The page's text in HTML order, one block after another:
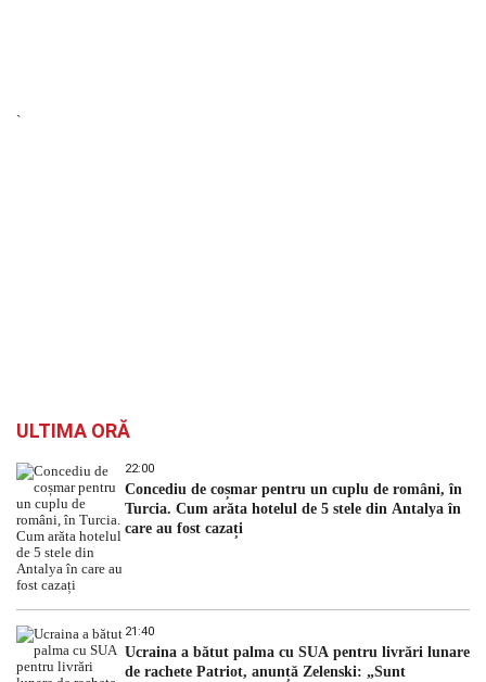
`
ULTIMA ORĂ
22:00
Concediu de coșmar pentru un cuplu de români, în
Turcia. Cum arăta hotelul de 5 stele din Antalya în
care au fost cazați
21:40
Ucraina a bătut palma cu SUA pentru livrări lunare
de rachete Patriot, anunță Zelenski: „Sunt